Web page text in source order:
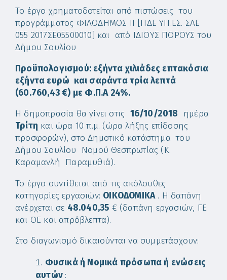
Το έργο χρηματοδοτείται από πιστώσεις του
προγράμματος ΦΙΛΟΔΗΜΟΣ ΙΙ [ΠΔΕ ΥΠ.ΕΣ. ΣΑΕ
055 2017ΣΕ05500010] και από ΙΔΙΟΥΣ ΠΟΡΟΥΣ του
Δήμου Σουλίου
Προϋπολογισμού: εξήντα χιλιάδες επτακόσια
εξήντα ευρώ και σαράντα τρία λεπτά
(60.760,43 €) με Φ.Π.Α 24%.
Η δημοπρασία θα γίνει στις 16/10/2018 ημέρα
Τρίτη και ώρα 10 π.μ. (ώρα λήξης επίδοσης
προσφορών), στο Δημοτικό κατάστημα του
Δήμου Σουλίου Νομού Θεσπρωτίας (Κ.
Καραμανλή Παραμυθιά).
Το έργο συντίθεται από τις ακόλουθες
κατηγορίες εργασιών: ΟΙΚΟΔΟΜΙΚΑ. Η δαπάνη
ανέρχεται σε 48.040,35 € (δαπάνη εργασιών, ΓΕ
και ΟΕ και απρόβλεπτα).
Στο διαγωνισμό δικαιούνται να συμμετάσχουν:
Φυσικά ή Νομικά πρόσωπα ή ενώσεις
αυτών :